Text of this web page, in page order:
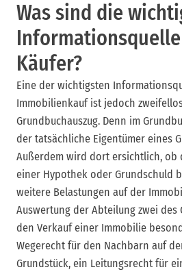
Was sind die
Käufer?
Eine der wichtigsten
Immobilienkauf ist jedoch
Grundbuchauszug. Denn im
der tatsächliche Eigentümer eines
Außerdem wird dort ersichtlich, ob
einer Hypothek oder Grundschuld
weitere Belastungen auf der
Auswertung der Abteilung zwei des
den Verkauf einer Immobilie
Wegerecht für den Nachbarn auf
Grundstück, ein Leitungsrecht für